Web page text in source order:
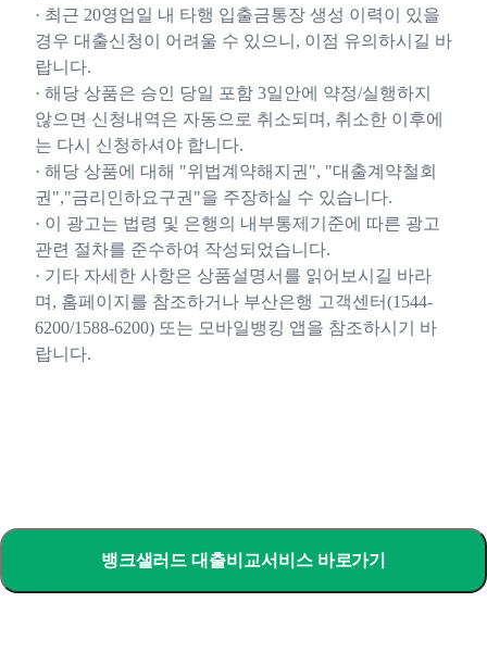
· 최근 20영업일 내 타행 입출금통장 생성 이력이 있을
경우 대출신청이 어려울 수 있으니, 이점 유의하시길 바
랍니다.
· 해당 상품은 승인 당일 포함 3일안에 약정/실행하지
않으면 신청내역은 자동으로 취소되며, 취소한 이후에
는 다시 신청하셔야 합니다.
· 해당 상품에 대해 "위법계약해지권", "대출계약철회
권","금리인하요구권"을 주장하실 수 있습니다.
· 이 광고는 법령 및 은행의 내부통제기준에 따른 광고
관련 절차를 준수하여 작성되었습니다.
· 기타 자세한 사항은 상품설명서를 읽어보시길 바라
며, 홈페이지를 참조하거나 부산은행 고객센터(1544-
6200/1588-6200) 또는 모바일뱅킹 앱을 참조하시기 바
랍니다.
뱅크샐러드 대출비교서비스 바로가기